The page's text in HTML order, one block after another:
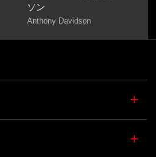
ソン
Anthony Davidson